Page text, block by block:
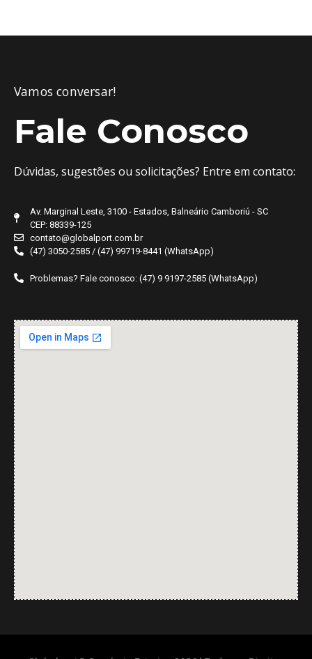
Vamos conversar!
Fale Conosco
Dúvidas, sugestões ou solicitações? Entre em contato:
Av. Marginal Leste, 3100 - Estados, Balneário Camboriú - SC
CEP: 88339-125
contato@globalport.com.br
(47) 3050-2585 / (47) 99719-8441 (WhatsApp)
Problemas? Fale conosco: (47) 9 9197-2585 (WhatsApp)